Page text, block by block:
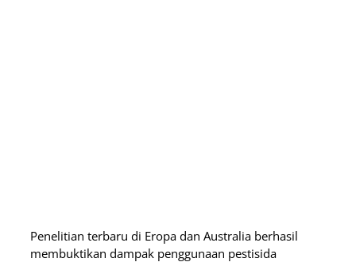
Penelitian terbaru di Eropa dan Australia berhasil
membuktikan dampak penggunaan pestisida